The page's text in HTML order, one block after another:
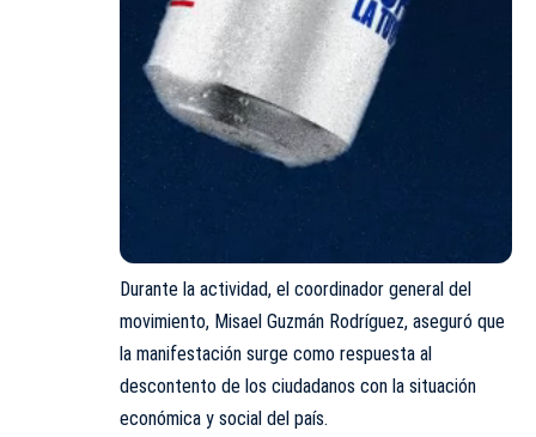
Durante la actividad, el coordinador general del
movimiento, Misael Guzmán Rodríguez, aseguró que
la manifestación surge como respuesta al
descontento de los ciudadanos con la situación
económica y social del país.